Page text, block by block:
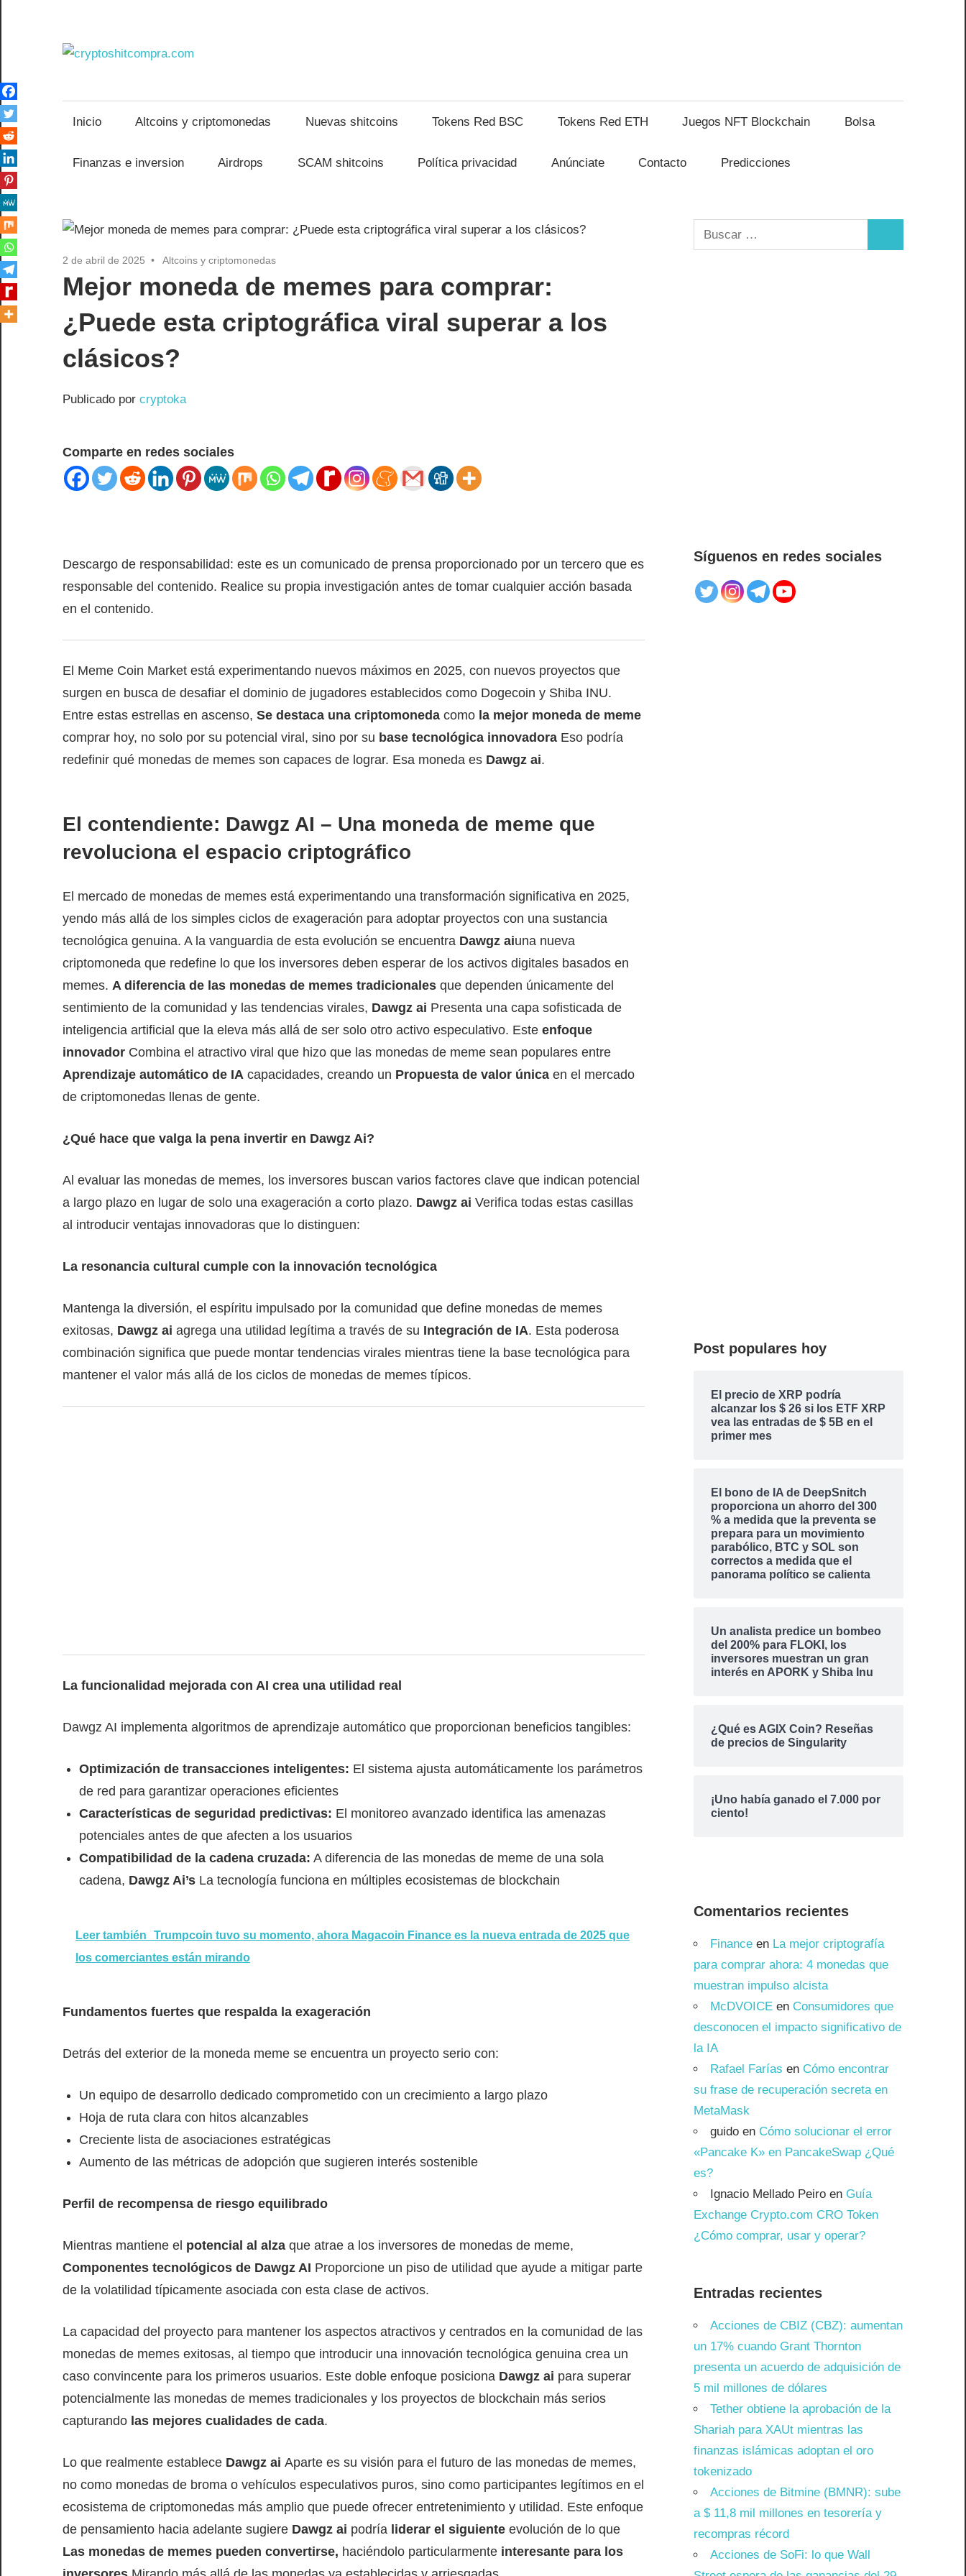
contenido
Inicio Altcoins y criptomonedas Nuevas shitcoins Tokens Red BSC Tokens Red ETH Juegos NFT Blockchain Bolsa
Finanzas e inversion Airdrops SCAM shitcoins Política privacidad Anúnciate Contacto Predicciones
2 de abril de 2025 Altcoins y criptomonedas
Mejor moneda de memes para comprar:
¿Puede esta criptográfica viral superar a los
clásicos?
Publicado por cryptoka
Comparte en redes sociales
Descargo de responsabilidad: este es un comunicado de prensa proporcionado por un tercero que es
responsable del contenido. Realice su propia investigación antes de tomar cualquier acción basada
en el contenido.
El Meme Coin Market está experimentando nuevos máximos en 2025, con nuevos proyectos que
surgen en busca de desafiar el dominio de jugadores establecidos como Dogecoin y Shiba INU.
Entre estas estrellas en ascenso, Se destaca una criptomoneda como la mejor moneda de meme
comprar hoy, no solo por su potencial viral, sino por su base tecnológica innovadora Eso podría
redefinir qué monedas de memes son capaces de lograr. Esa moneda es Dawgz ai.
El contendiente: Dawgz AI – Una moneda de meme que
revoluciona el espacio criptográfico
El mercado de monedas de memes está experimentando una transformación significativa en 2025,
yendo más allá de los simples ciclos de exageración para adoptar proyectos con una sustancia
tecnológica genuina. A la vanguardia de esta evolución se encuentra Dawgz aiuna nueva
criptomoneda que redefine lo que los inversores deben esperar de los activos digitales basados ​​en
memes. A diferencia de las monedas de memes tradicionales que dependen únicamente del
sentimiento de la comunidad y las tendencias virales, Dawgz ai Presenta una capa sofisticada de
inteligencia artificial que la eleva más allá de ser solo otro activo especulativo. Este enfoque
innovador Combina el atractivo viral que hizo que las monedas de meme sean populares entre
Aprendizaje automático de IA capacidades, creando un Propuesta de valor única en el mercado
de criptomonedas llenas de gente.
¿Qué hace que valga la pena invertir en Dawgz Ai?
Al evaluar las monedas de memes, los inversores buscan varios factores clave que indican potencial
a largo plazo en lugar de solo una exageración a corto plazo. Dawgz ai Verifica todas estas casillas
al introducir ventajas innovadoras que lo distinguen:
La resonancia cultural cumple con la innovación tecnológica
Mantenga la diversión, el espíritu impulsado por la comunidad que define monedas de memes
exitosas, Dawgz ai agrega una utilidad legítima a través de su Integración de IA. Esta poderosa
combinación significa que puede montar tendencias virales mientras tiene la base tecnológica para
mantener el valor más allá de los ciclos de monedas de memes típicos.
La funcionalidad mejorada con AI crea una utilidad real
Dawgz AI implementa algoritmos de aprendizaje automático que proporcionan beneficios tangibles:
Optimización de transacciones inteligentes: El sistema ajusta automáticamente los parámetros
de red para garantizar operaciones eficientes
Características de seguridad predictivas: El monitoreo avanzado identifica las amenazas
potenciales antes de que afecten a los usuarios
Compatibilidad de la cadena cruzada: A diferencia de las monedas de meme de una sola
cadena, Dawgz Ai’s La tecnología funciona en múltiples ecosistemas de blockchain
Leer también
Trumpcoin tuvo su momento, ahora Magacoin Finance es la nueva entrada de 2025 que
los comerciantes están mirando
Fundamentos fuertes que respalda la exageración
Detrás del exterior de la moneda meme se encuentra un proyecto serio con:
Un equipo de desarrollo dedicado comprometido con un crecimiento a largo plazo
Hoja de ruta clara con hitos alcanzables
Creciente lista de asociaciones estratégicas
Aumento de las métricas de adopción que sugieren interés sostenible
Perfil de recompensa de riesgo equilibrado
Mientras mantiene el potencial al alza que atrae a los inversores de monedas de meme,
Componentes tecnológicos de Dawgz AI Proporcione un piso de utilidad que ayude a mitigar parte
de la volatilidad típicamente asociada con esta clase de activos.
La capacidad del proyecto para mantener los aspectos atractivos y centrados en la comunidad de las
monedas de memes exitosas, al tiempo que introducir una innovación tecnológica genuina crea un
caso convincente para los primeros usuarios. Este doble enfoque posiciona Dawgz ai para superar
potencialmente las monedas de memes tradicionales y los proyectos de blockchain más serios
capturando las mejores cualidades de cada.
Lo que realmente establece Dawgz ai Aparte es su visión para el futuro de las monedas de memes,
no como monedas de broma o vehículos especulativos puros, sino como participantes legítimos en el
ecosistema de criptomonedas más amplio que puede ofrecer entretenimiento y utilidad. Este enfoque
de pensamiento hacia adelante sugiere Dawgz ai podría liderar el siguiente evolución de lo que
Las monedas de memes pueden convertirse, haciéndolo particularmente interesante para los
Buscar:
Síguenos en redes sociales
Post populares hoy
El precio de XRP podría
alcanzar los $ 26 si los ETF XRP
vea las entradas de $ 5B en el
primer mes
El bono de IA de DeepSnitch
proporciona un ahorro del 300
% a medida que la preventa se
prepara para un movimiento
parabólico, BTC y SOL son
correctos a medida que el
panorama político se calienta
Un analista predice un bombeo
del 200% para FLOKI, los
inversores muestran un gran
interés en APORK y Shiba Inu
¿Qué es AGIX Coin? Reseñas
de precios de Singularity
¡Uno había ganado el 7.000 por
ciento!
Comentarios recientes
Financeen La mejor criptografía
para comprar ahora: 4 monedas que
muestran impulso alcista
McDVOICEen Consumidores que
desconocen el impacto significativo de
la IA
Rafael Farías en Cómo encontrar
su frase de recuperación secreta en
MetaMask
guidoen Cómo solucionar el error
«Pancake K» en PancakeSwap ¿Qué
es?
Ignacio Mellado Peiroen Guía
Exchange Crypto.com CRO Token
¿Cómo comprar, usar y operar?
Entradas recientes
Acciones de CBIZ (CBZ): aumentan
un 17% cuando Grant Thornton
presenta un acuerdo de adquisición de
5 mil millones de dólares
Tether obtiene la aprobación de la
Shariah para XAUt mientras las
finanzas islámicas adoptan el oro
tokenizado
Acciones de Bitmine (BMNR): sube
a $ 11,8 mil millones en tesorería y
recompras récord
Acciones de SoFi: lo que Wall